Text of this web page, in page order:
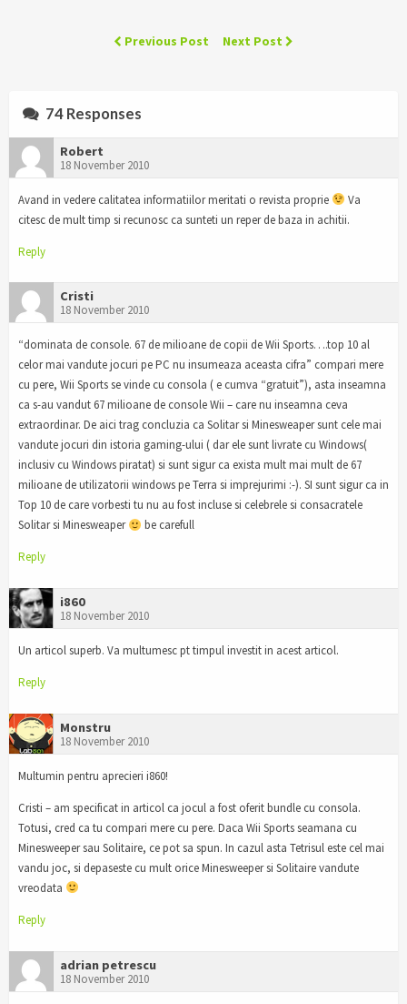
Previous Post Next Post
74 Responses
Robert
18 November 2010
Avand in vedere calitatea informatiilor meritati o revista proprie
Va
citesc de mult timp si recunosc ca sunteti un reper de baza in achitii.
Reply
Cristi
18 November 2010
“dominata de console. 67 de milioane de copii de Wii Sports….top 10 al
celor mai vandute jocuri pe PC nu insumeaza aceasta cifra” compari mere
cu pere, Wii Sports se vinde cu consola ( e cumva “gratuit”), asta inseamna
ca s-au vandut 67 milioane de console Wii – care nu inseamna ceva
extraordinar. De aici trag concluzia ca Solitar si Minesweaper sunt cele mai
vandute jocuri din istoria gaming-ului ( dar ele sunt livrate cu Windows(
inclusiv cu Windows piratat) si sunt sigur ca exista mult mai mult de 67
milioane de utilizatorii windows pe Terra si imprejurimi :-). SI sunt sigur ca in
Top 10 de care vorbesti tu nu au fost incluse si celebrele si consacratele
Solitar si Minesweaper
be carefull
Reply
i860
18 November 2010
Un articol superb. Va multumesc pt timpul investit in acest articol.
Reply
Monstru
18 November 2010
Multumin pentru aprecieri i860!
Cristi – am specificat in articol ca jocul a fost oferit bundle cu consola.
Totusi, cred ca tu compari mere cu pere. Daca Wii Sports seamana cu
Minesweeper sau Solitaire, ce pot sa spun. In cazul asta Tetrisul este cel mai
vandu joc, si depaseste cu mult orice Minesweeper si Solitaire vandute
vreodata
Reply
adrian petrescu
18 November 2010